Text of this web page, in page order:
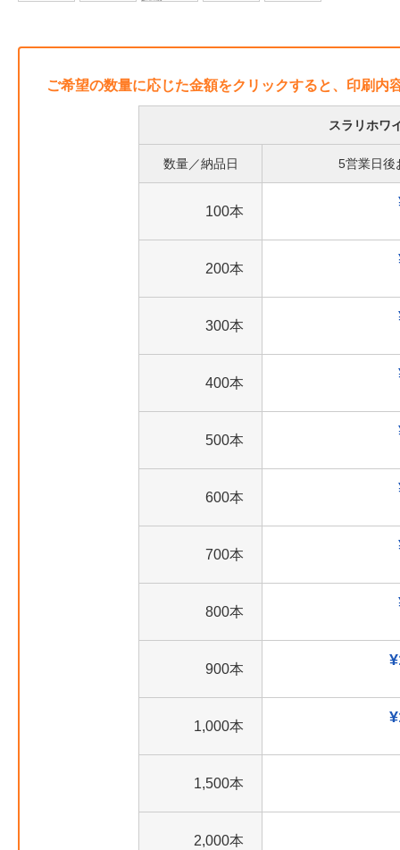
ご希望の数量に応じた金額をクリックすると、印刷内
スラリホワ
数量／納品日 5営業日後
100本
200本
300本
400本
500本
600本
700本
800本
900本
1,000本
1,500本
2,000本